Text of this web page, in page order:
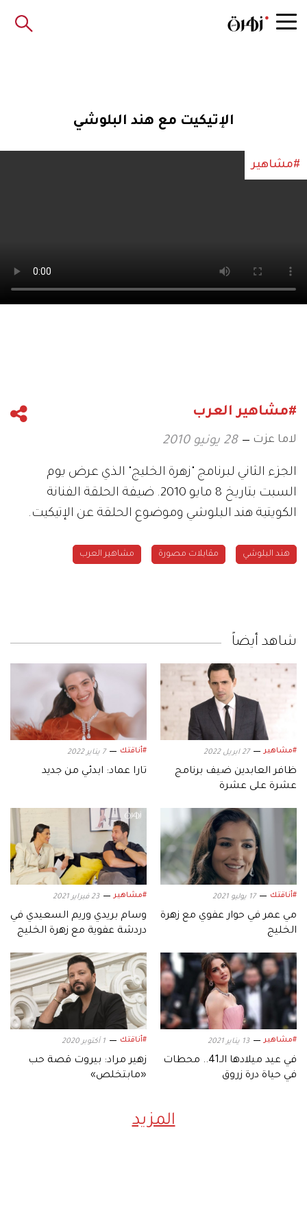
الإتيكيت مع هند البلوشي
#مشاهير
#مشاهير العرب
لاما عزت 28 يونيو 2010
الجزء الثاني لبرنامج "زهرة الخليج" الذي عرض يوم
السبت بتاريخ 8 مايو 2010. ضيفة الحلقة الفنانة
الكويتية هند البلوشي وموضوع الحلقة عن الإتيكيت.
هند البلوشي مقابلات مصورة مشاهير العرب
شاهد أيضاً
#مشاهير 27 ابريل 2022
ظافر العابدين ضيف برنامج
عشرة على عشرة
#أناقتك 7 يناير 2022
تارا عماد: ابدئي من جديد
#أناقتك 17 يوليو 2021
مي عمر في حوار عفوي مع زهرة
الخليج
#مشاهير 23 فبراير 2021
وسام بريدي وريم السعيدي في
دردشة عفوية مع زهرة الخليج
#مشاهير 13 يناير 2021
في عيد ميلادها الـ41.. محطات
في حياة درة زروق
#أناقتك 1 أكتوبر 2020
زهير مراد: بيروت قصة حب
«مابتخلص»
المزيد